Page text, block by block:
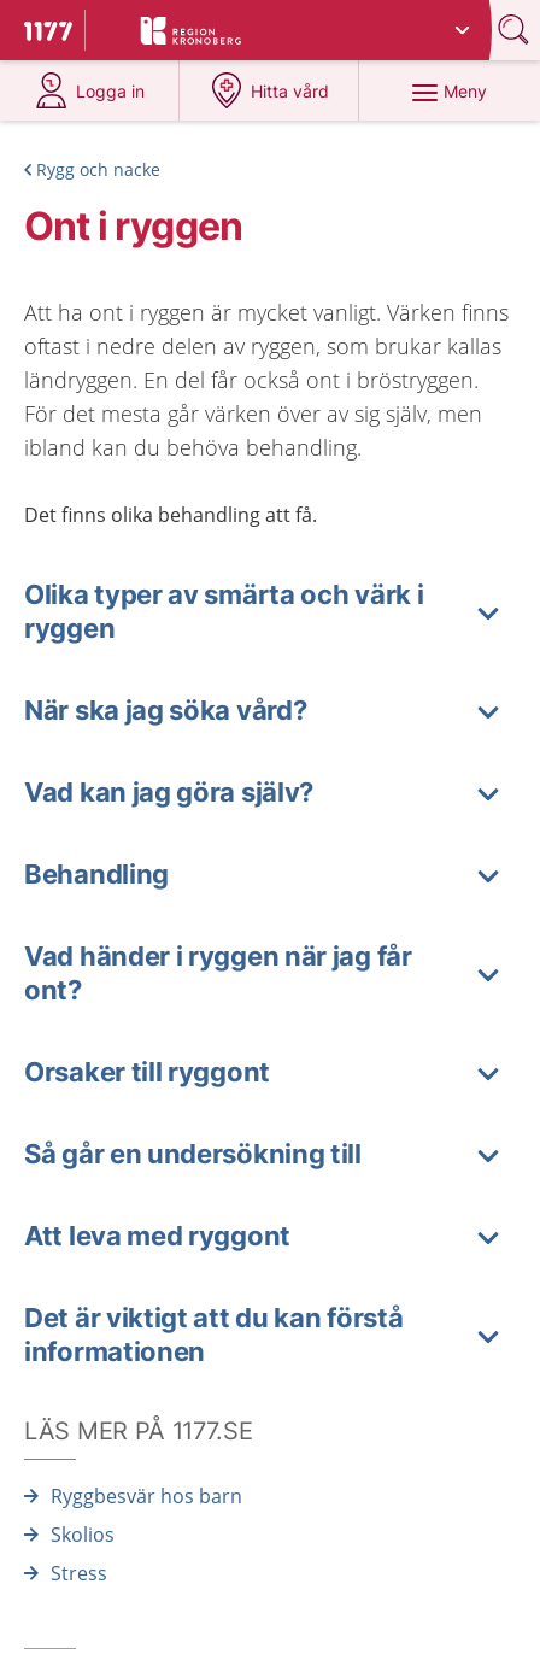
Till startsidan för 1177
Du har valt region
Logga in
på 1177.se
Hitta vård
på 1177.se
Meny
Rygg och nacke
Ont i ryggen
Att ha ont i ryggen är mycket vanligt. Värken finns
oftast i nedre delen av ryggen, som brukar kallas
ländryggen. En del får också ont i bröstryggen.
För det mesta går värken över av sig själv, men
ibland kan du behöva behandling.
Det finns olika behandling att få.
Olika typer av smärta och värk i
ryggen
När ska jag söka vård?
Vad kan jag göra själv?
Behandling
Vad händer i ryggen när jag får
ont?
Orsaker till ryggont
Så går en undersökning till
Att leva med ryggont
Det är viktigt att du kan förstå
informationen
LÄS MER PÅ 1177.SE
Ryggbesvär hos barn
Skolios
Stress